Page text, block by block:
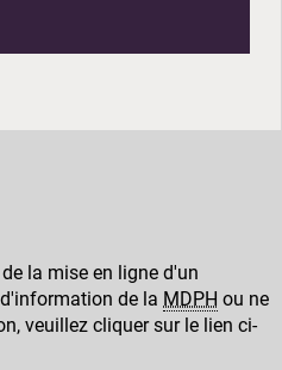
la mise en ligne d'un
de la MDPH ou ne
veuillez cliquer sur le lien ci-